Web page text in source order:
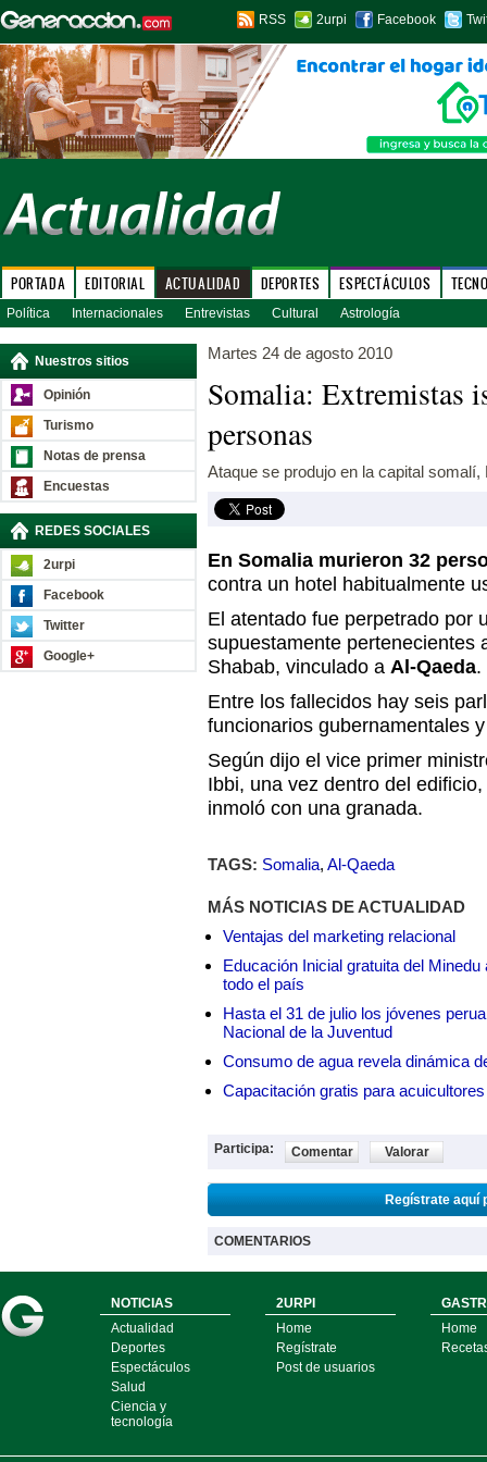
RSS 2urpi Facebook
PORTADA EDITORIAL ACTUALIDAD DEPORTES ESPECTÁCULOS
Política Internacionales Entrevistas Cultural Astrología
Nuestros sitios
Opinión
Turismo
Notas de prensa
Encuestas
REDES SOCIALES
2urpi
Facebook
Twitter
Google+
Martes 24 de agosto 2010
Somalia: Extremistas
personas
Ataque se produjo en la capital somalí,
En Somalia murieron 32
contra un hotel habitualmente
El atentado fue perpetrado por
supuestamente pertenecientes
Shabab, vinculado a Al-Qaeda.
Entre los fallecidos hay seis
funcionarios gubernamentales
Según dijo el vice primer
Ibbi, una vez dentro del
inmoló con una granada.
TAGS: Somalia, Al-Qaeda
MÁS NOTICIAS DE ACTUALIDAD
Ventajas del marketing relacional
Educación Inicial gratuita del
todo el país
Hasta el 31 de julio los jóvenes
Nacional de la Juventud
Consumo de agua revela dinámica
Capacitación gratis para
Participa: Comentar Valorar
Regístrate aquí
COMENTARIOS
NOTICIAS
Actualidad
Deportes
Espectáculos
Salud
Ciencia y
tecnología
2URPI
Home
Regístrate
Post de usuarios
Home